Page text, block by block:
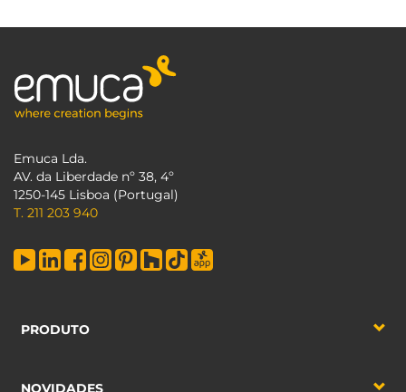
Emuca Lda.
AV. da Liberdade nº 38, 4º
1250-145 Lisboa (Portugal)
T. 211 203 940
PRODUTO
NOVIDADES